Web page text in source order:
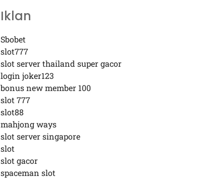
Iklan
Sbobet
slot777
slot server thailand super gacor
login joker123
bonus new member 100
slot 777
slot88
mahjong ways
slot server singapore
slot
slot gacor
spaceman slot